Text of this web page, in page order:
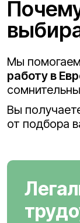
Мы
работу в
Вы
от подбора